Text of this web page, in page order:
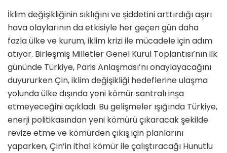
İklim değişikliğinin sıklığını ve şiddetini arttırdığı aşırı
hava olaylarının da etkisiyle her geçen gün daha
fazla ülke ve kurum, iklim krizi ile mücadele için adım
atıyor. Birleşmiş Milletler Genel Kurul Toplantısı’nın ilk
gününde Türkiye, Paris Anlaşması’nı onaylayacağını
duyururken Çin, iklim değişikliği hedeflerine ulaşma
yolunda ülke dışında yeni kömür santralı inşa
etmeyeceğini açıkladı. Bu gelişmeler ışığında Türkiye,
enerji politikasından yeni kömürü çıkaracak şekilde
revize etme ve kömürden çıkış için planlarını
yaparken, Çin’in ithal kömür ile çalıştıracağı Hunutlu